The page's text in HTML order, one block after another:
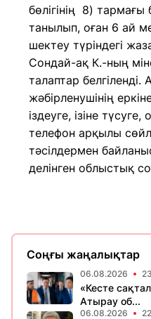
бөлігінің 8) тармағы
танылып, оған 6 ай
шектеу түріндегі
Сондай-ақ К.-ның
талаптар
жәбірленушінің
іздеуге, ізіне
телефон арқылы
тәсілдермен
делінген облыстық
Соңғы жаңалықтар
06.08.2026
«Кесте
Атырау об...
06.08.2026